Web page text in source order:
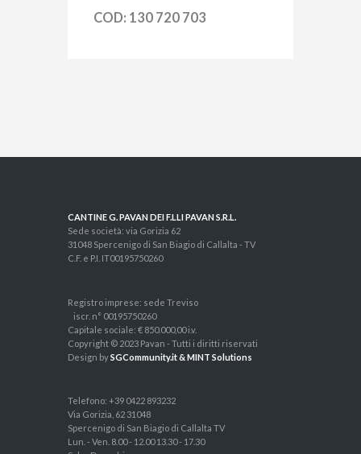
COD: 130 720 703
CANTINE G. PAVAN DEI F.LLI PAVAN S.R.L.
Sede società: via Gorizia 62
31048 Spercenigo di San Biagio di Callalta - TV
C.F. e P.I. IT00195750260
Registro imprese: sede Treviso
iscr. n° 00195750260
Capitale sociale: € 850.000,00 i.v.
Copyright © 2023 Pavan - Tutti i diritti riservati
Design bySGCommunity.it & MINT Solutions
Telefono: +39 0422 893232
Via Gorizia, 62 31048
Spercenigo di San Biagio di Callalta TV
Lun. - Ven. 8.00 - 12.00 13.30 - 17.30